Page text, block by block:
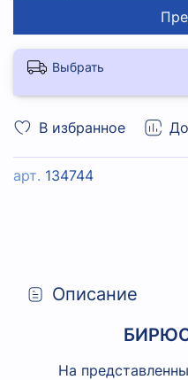
В избранное
арт. 134744
Выбрать
Описание
На